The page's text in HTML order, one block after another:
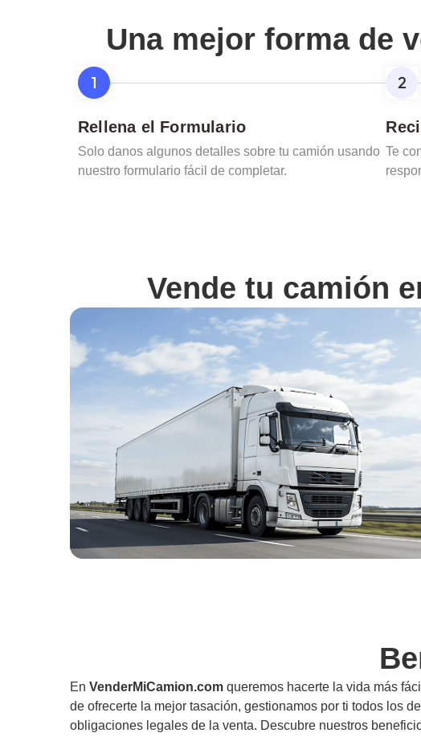
Una mejor forma de
Rellena el Formulario
Solo danos algunos detalles sobre tu camión usando
nuestro formulario fácil de completar.
Te
Vende tu camión
En VenderMiCamion.com queremos hacerte la vida más
de ofrecerte la mejor tasación, gestionamos por ti todos los
obligaciones legales de la venta. Descubre nuestros